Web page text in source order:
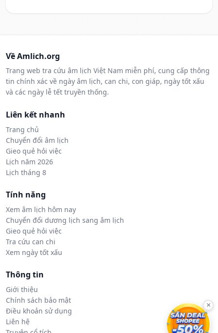
Về Amlich.org
Trang web tra cứu âm lịch Việt Nam miễn phí, cung cấp thông
tin chính xác về ngày âm lịch, can chi, con giáp, ngày tốt xấu
và các ngày lễ tết truyền thống.
Liên kết nhanh
Trang chủ
Chuyển đổi âm lịch
Gieo quẻ hỏi việc
Lịch năm 2026
Lịch tháng 8
Tính năng
Xem âm lịch hôm nay
Chuyển đổi dương lịch sang âm lịch
Gieo quẻ hỏi việc
Tra cứu can chi
Xem ngày tốt xấu
Thông tin
Giới thiệu
Chính sách bảo mật
Điều khoản sử dụng
Liên hệ
×